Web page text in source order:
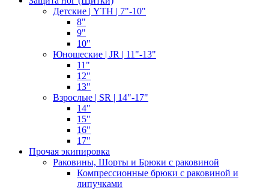
Детские | YTH | 7"-10"
8"
9"
10"
Юношеские | JR | 11"-13"
11"
12"
13"
Взрослые | SR | 14"-17"
14"
15"
16"
17"
Прочая экипировка
Раковины, Шорты и Брюки с раковиной
Компрессионные брюки с раковиной и
липучками